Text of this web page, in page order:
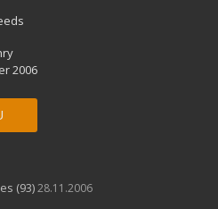
2006
(93)28.11.2006